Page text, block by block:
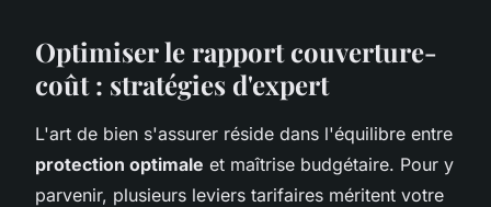
Optimiser le rapport couverture-
coût : stratégies d'expert
L'art de bien s'assurer réside dans l'équilibre entre
protection optimale et maîtrise budgétaire. Pour y
parvenir, plusieurs leviers tarifaires méritent votre